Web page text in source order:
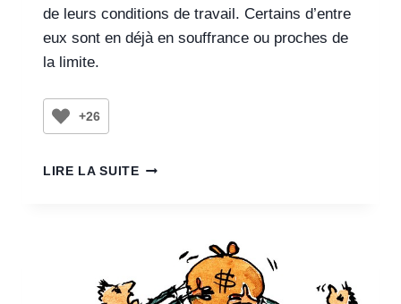
de leurs conditions de travail. Certains d’entre
eux sont en déjà en souffrance ou proches de
la limite.
+26
LIRE LA SUITE